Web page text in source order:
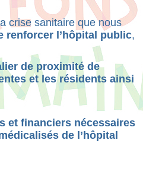
crise sanitaire que nous
renforcer l’hôpital public,
de proximité de
et les résidents ainsi
et financiers nécessaires
de l’hôpital